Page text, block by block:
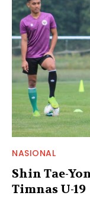
NASIONAL
Shin Tae-
Timnas U-19